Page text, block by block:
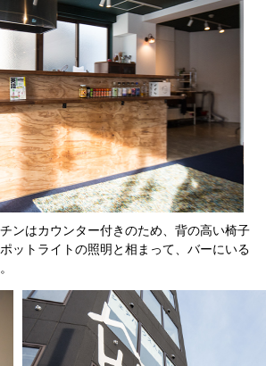
ンはカウンター付きのため、背の高い椅子
ットライトの照明と相まって、バーにいる